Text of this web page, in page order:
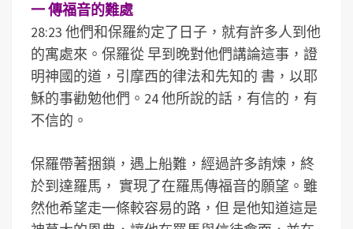
一 傳福音的難處
28:23 他們和保羅約定了日子，就有許多人到他
的寓處來。保羅從 早到晚對他們講論這事，證
明神國的道，引摩西的律法和先知的 書，以耶
穌的事勸勉他們。24 他所說的話，有信的，有
不信的。
保羅帶著捆鎖，遇上船難，經過許多詴煉，終
於到達羅馬， 實現了在羅馬傳福音的願望。雖
然他希望走一條較容易的路，但 是他知道這是